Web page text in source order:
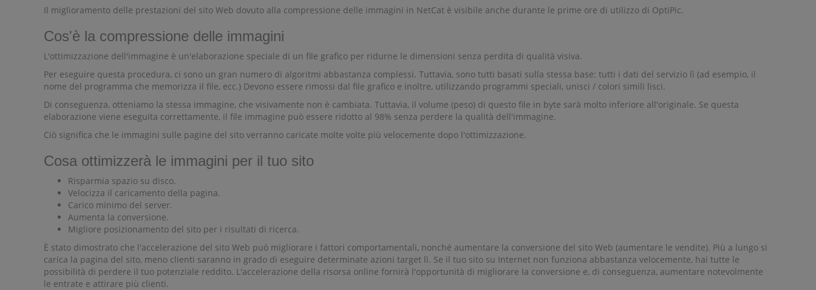
Il miglioramento delle prestazioni del sito Web dovuto alla compressione delle immagini in NetCat è visibile anche durante le prime ore di utilizzo di OptiPic.
Cos'è la compressione delle immagini
L'ottimizzazione dell'immagine è un'elaborazione speciale di un file grafico per ridurne le dimensioni senza perdita di qualità visiva.
Per eseguire questa procedura, ci sono un gran numero di algoritmi abbastanza complessi. Tuttavia, sono tutti basati sulla stessa base: tutti i dati del servizio lì (ad esempio, il
nome del programma che memorizza il file, ecc.) Devono essere rimossi dal file grafico e inoltre, utilizzando programmi speciali, unisci / colori simili lisci.
Di conseguenza, otteniamo la stessa immagine, che visivamente non è cambiata. Tuttavia, il volume (peso) di questo file in byte sarà molto inferiore all'originale. Se questa
elaborazione viene eseguita correttamente, il file immagine può essere ridotto al 98% senza perdere la qualità dell'immagine.
Ciò significa che le immagini sulle pagine del sito verranno caricate molte volte più velocemente dopo l'ottimizzazione.
Cosa ottimizzerà le immagini per il tuo sito
Risparmia spazio su disco.
Velocizza il caricamento della pagina.
Carico minimo del server.
Aumenta la conversione.
Migliore posizionamento del sito per i risultati di ricerca.
È stato dimostrato che l'accelerazione del sito Web può migliorare i fattori comportamentali, nonché aumentare la conversione del sito Web (aumentare le vendite). Più a lungo si
carica la pagina del sito, meno clienti saranno in grado di eseguire determinate azioni target lì. Se il tuo sito su Internet non funziona abbastanza velocemente, hai tutte le
possibilità di perdere il tuo potenziale reddito. L'accelerazione della risorsa online fornirà l'opportunità di migliorare la conversione e, di conseguenza, aumentare notevolmente
le entrate e attirare più clienti.